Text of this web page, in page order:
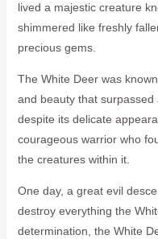
lived a majestic creature
shimmered like ⁢freshly
precious gems.
The White Deer was
and beauty that
despite its delicate
courageous warrior who
the creatures within‌ it.
One day, a great evil
destroy everything the
determination, the White